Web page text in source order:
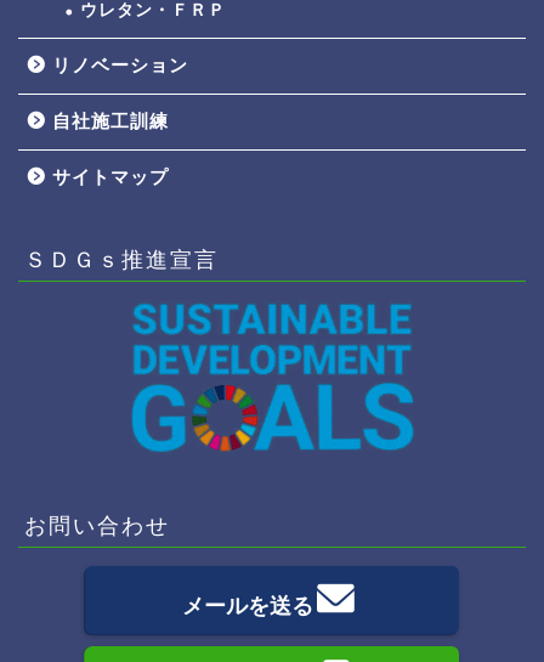
ウレタン・ＦＲＰ
リノベーション
自社施工訓練
サイトマップ
ＳＤＧｓ推進宣言
お問い合わせ
メールを送る